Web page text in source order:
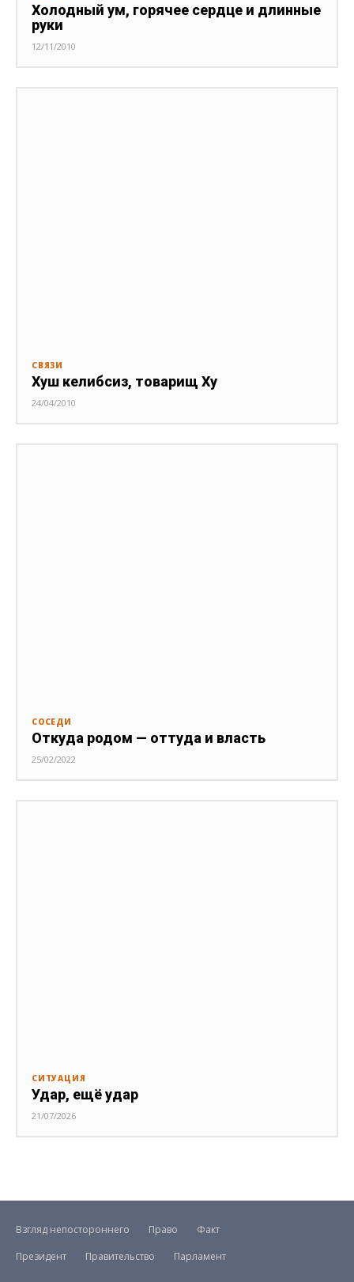
Холодный ум, горячее сердце и длинные
руки
12/11/2010
СВЯЗИ
Хуш келибсиз, товарищ Ху
24/04/2010
СОСЕДИ
Откуда родом — оттуда и власть
25/02/2022
СИТУАЦИЯ
Удар, ещё удар
21/07/2026
Взгляд непостороннего Право
Факт
Президент
Правительство Парламент